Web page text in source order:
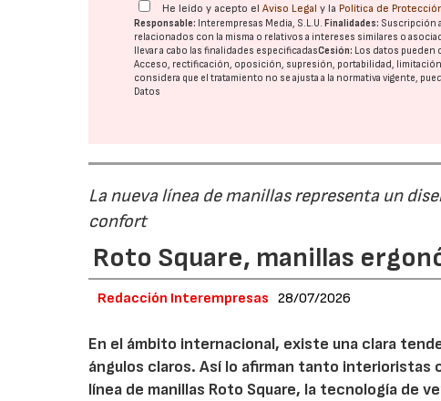
He leído y acepto elAviso Legal y la Política de
Responsable: Interempresas Media, S.L.U.Finalidades: Suscripción
relacionados con la misma o relativos a intereses similares o
llevar a cabo las finalidades especificadasCesión: Los datos pueden
Acceso, rectificación, oposición, supresión, portabilidad,
considera que el tratamiento no se ajusta a la normativa vigente,
Datos
La nueva línea de manillas representa un
confort
Roto Square, manillas
Redacción Interempresas 28/07/2026
En el ámbito internacional, existe una clara
ángulos claros. Así lo afirman tanto interioristas
línea de manillas Roto Square, la tecnología de